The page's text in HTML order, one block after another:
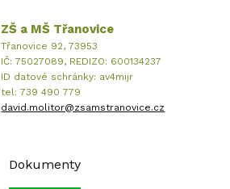
ZŠ a MŠ Třanovice
Třanovice 92, 73953
IČ: 75027089, REDIZO: 600134237
ID datové schránky: av4mijr
tel: 739 490 779
david.molitor@zsamstranovice.cz
Dokumenty